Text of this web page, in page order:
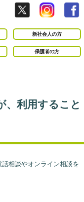
新社会人の方
保護者の方
、利用すること
相談やオンライン相談を